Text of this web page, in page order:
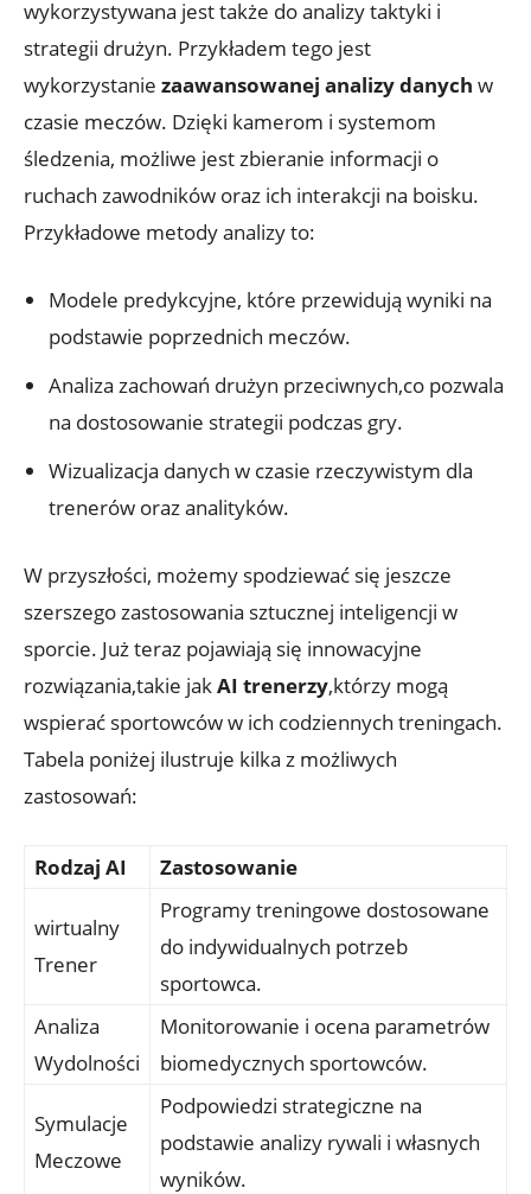
wykorzystywana jest także do analizy taktyki i
strategii drużyn. Przykładem tego jest
wykorzystanie zaawansowanej analizy danych w
czasie meczów. Dzięki kamerom i systemom
śledzenia, możliwe jest zbieranie informacji o
ruchach zawodników oraz ich interakcji na boisku.
Przykładowe metody analizy to:
Modele predykcyjne, które przewidują wyniki na
podstawie poprzednich meczów.
Analiza zachowań drużyn przeciwnych,co pozwala
na dostosowanie strategii podczas gry.
Wizualizacja danych w czasie rzeczywistym dla
trenerów oraz analityków.
W przyszłości, możemy spodziewać się jeszcze
szerszego zastosowania sztucznej inteligencji w
sporcie. Już teraz pojawiają się innowacyjne
rozwiązania,takie jakAI trenerzy,którzy mogą
wspierać sportowców w ich codziennych treningach.
Tabela poniżej ilustruje kilka z możliwych
zastosowań:
Rodzaj AI Zastosowanie
wirtualny
Trener
Programy treningowe dostosowane
do indywidualnych potrzeb
sportowca.
Analiza
Wydolności
Monitorowanie i ocena parametrów
biomedycznych sportowców.
Symulacje
Meczowe
Podpowiedzi strategiczne na
podstawie analizy rywali i własnych
wyników.